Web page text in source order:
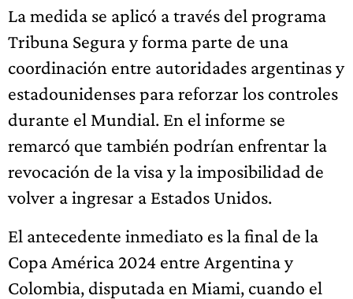
La medida se aplicó a través del programa
Tribuna Segura y forma parte de una
coordinación entre autoridades argentinas y
estadounidenses para reforzar los controles
durante el Mundial. En el informe se
remarcó que también podrían enfrentar la
revocación de la visa y la imposibilidad de
volver a ingresar a Estados Unidos.
El antecedente inmediato es la final de la
Copa América 2024 entre Argentina y
Colombia, disputada en Miami, cuando el